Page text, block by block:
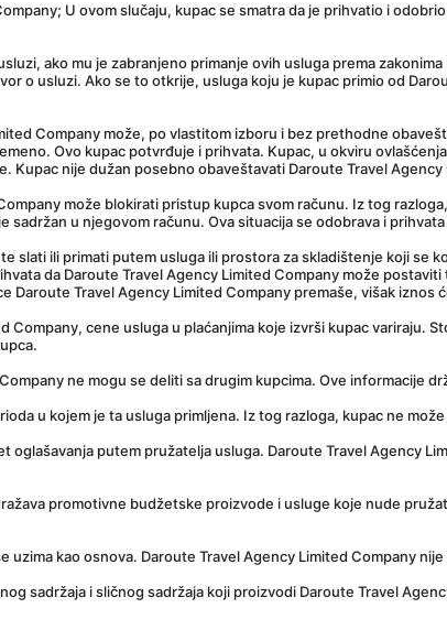
U ovom slučaju, kupac se smatra da je prihvatio i
ako mu je zabranjeno primanje ovih usluga prema
o usluzi. Ako se to otkrije, usluga koju je kupac primio od
Company može, po vlastitom izboru i bez prethodne
Ovo kupac potvrđuje i prihvata. Kupac, u okviru
Kupac nije dužan posebno obaveštavati Daroute Travel
može blokirati pristup kupca svom računu. Iz tog
sadržan u njegovom računu. Ova situacija se odobrava i
slati ili primati putem usluga ili prostora za skladištenje koji se
da Daroute Travel Agency Limited Company može
Daroute Travel Agency Limited Company premaše, višak iznos
cene usluga u plaćanjima koje izvrši kupac variraju.
ne mogu se deliti sa drugim kupcima. Ove informacije
u kojem je ta usluga primljena. Iz tog razloga, kupac ne
oglašavanja putem pružatelja usluga. Daroute Travel Agency
promotivne budžetske proizvode i usluge koje nude
uzima kao osnova. Daroute Travel Agency Limited Company
sadržaja i sličnog sadržaja koji proizvodi Daroute Travel